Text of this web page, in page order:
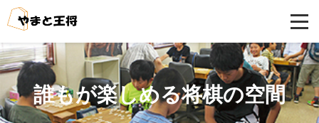
誰もが楽しめる将棋の空間